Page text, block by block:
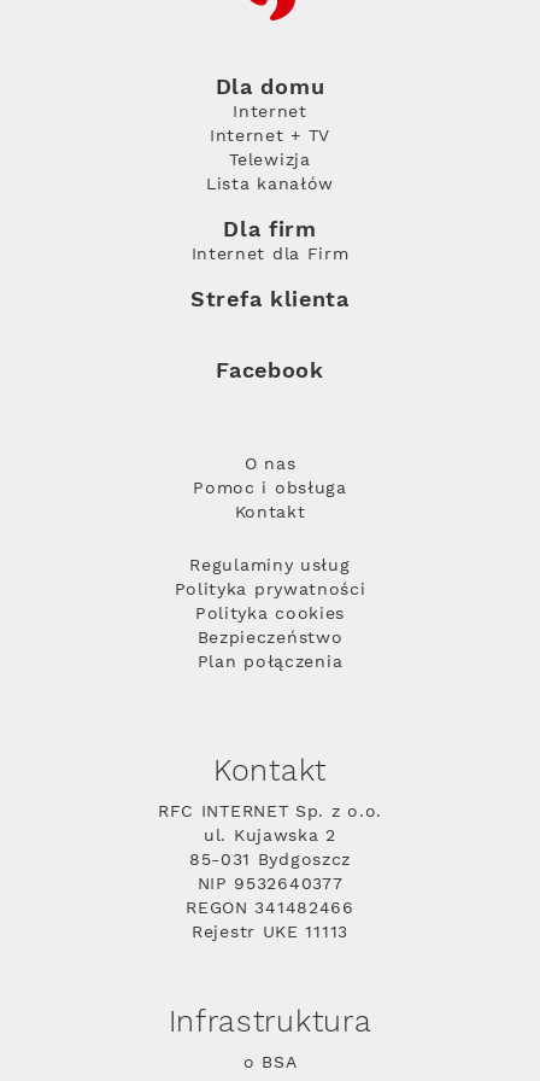
Dla domu
Internet
Internet + TV
Telewizja
Lista kanałów
Dla firm
Internet dla Firm
Strefa klienta
Facebook
O nas
Pomoc i obsługa
Kontakt
Regulaminy usług
Polityka prywatności
Polityka cookies
Bezpieczeństwo
Plan połączenia
Kontakt
RFC INTERNET Sp. z o.o.
ul. Kujawska 2
85-031 Bydgoszcz
NIP 9532640377
REGON 341482466
Rejestr UKE 11113
Infrastruktura
o BSA